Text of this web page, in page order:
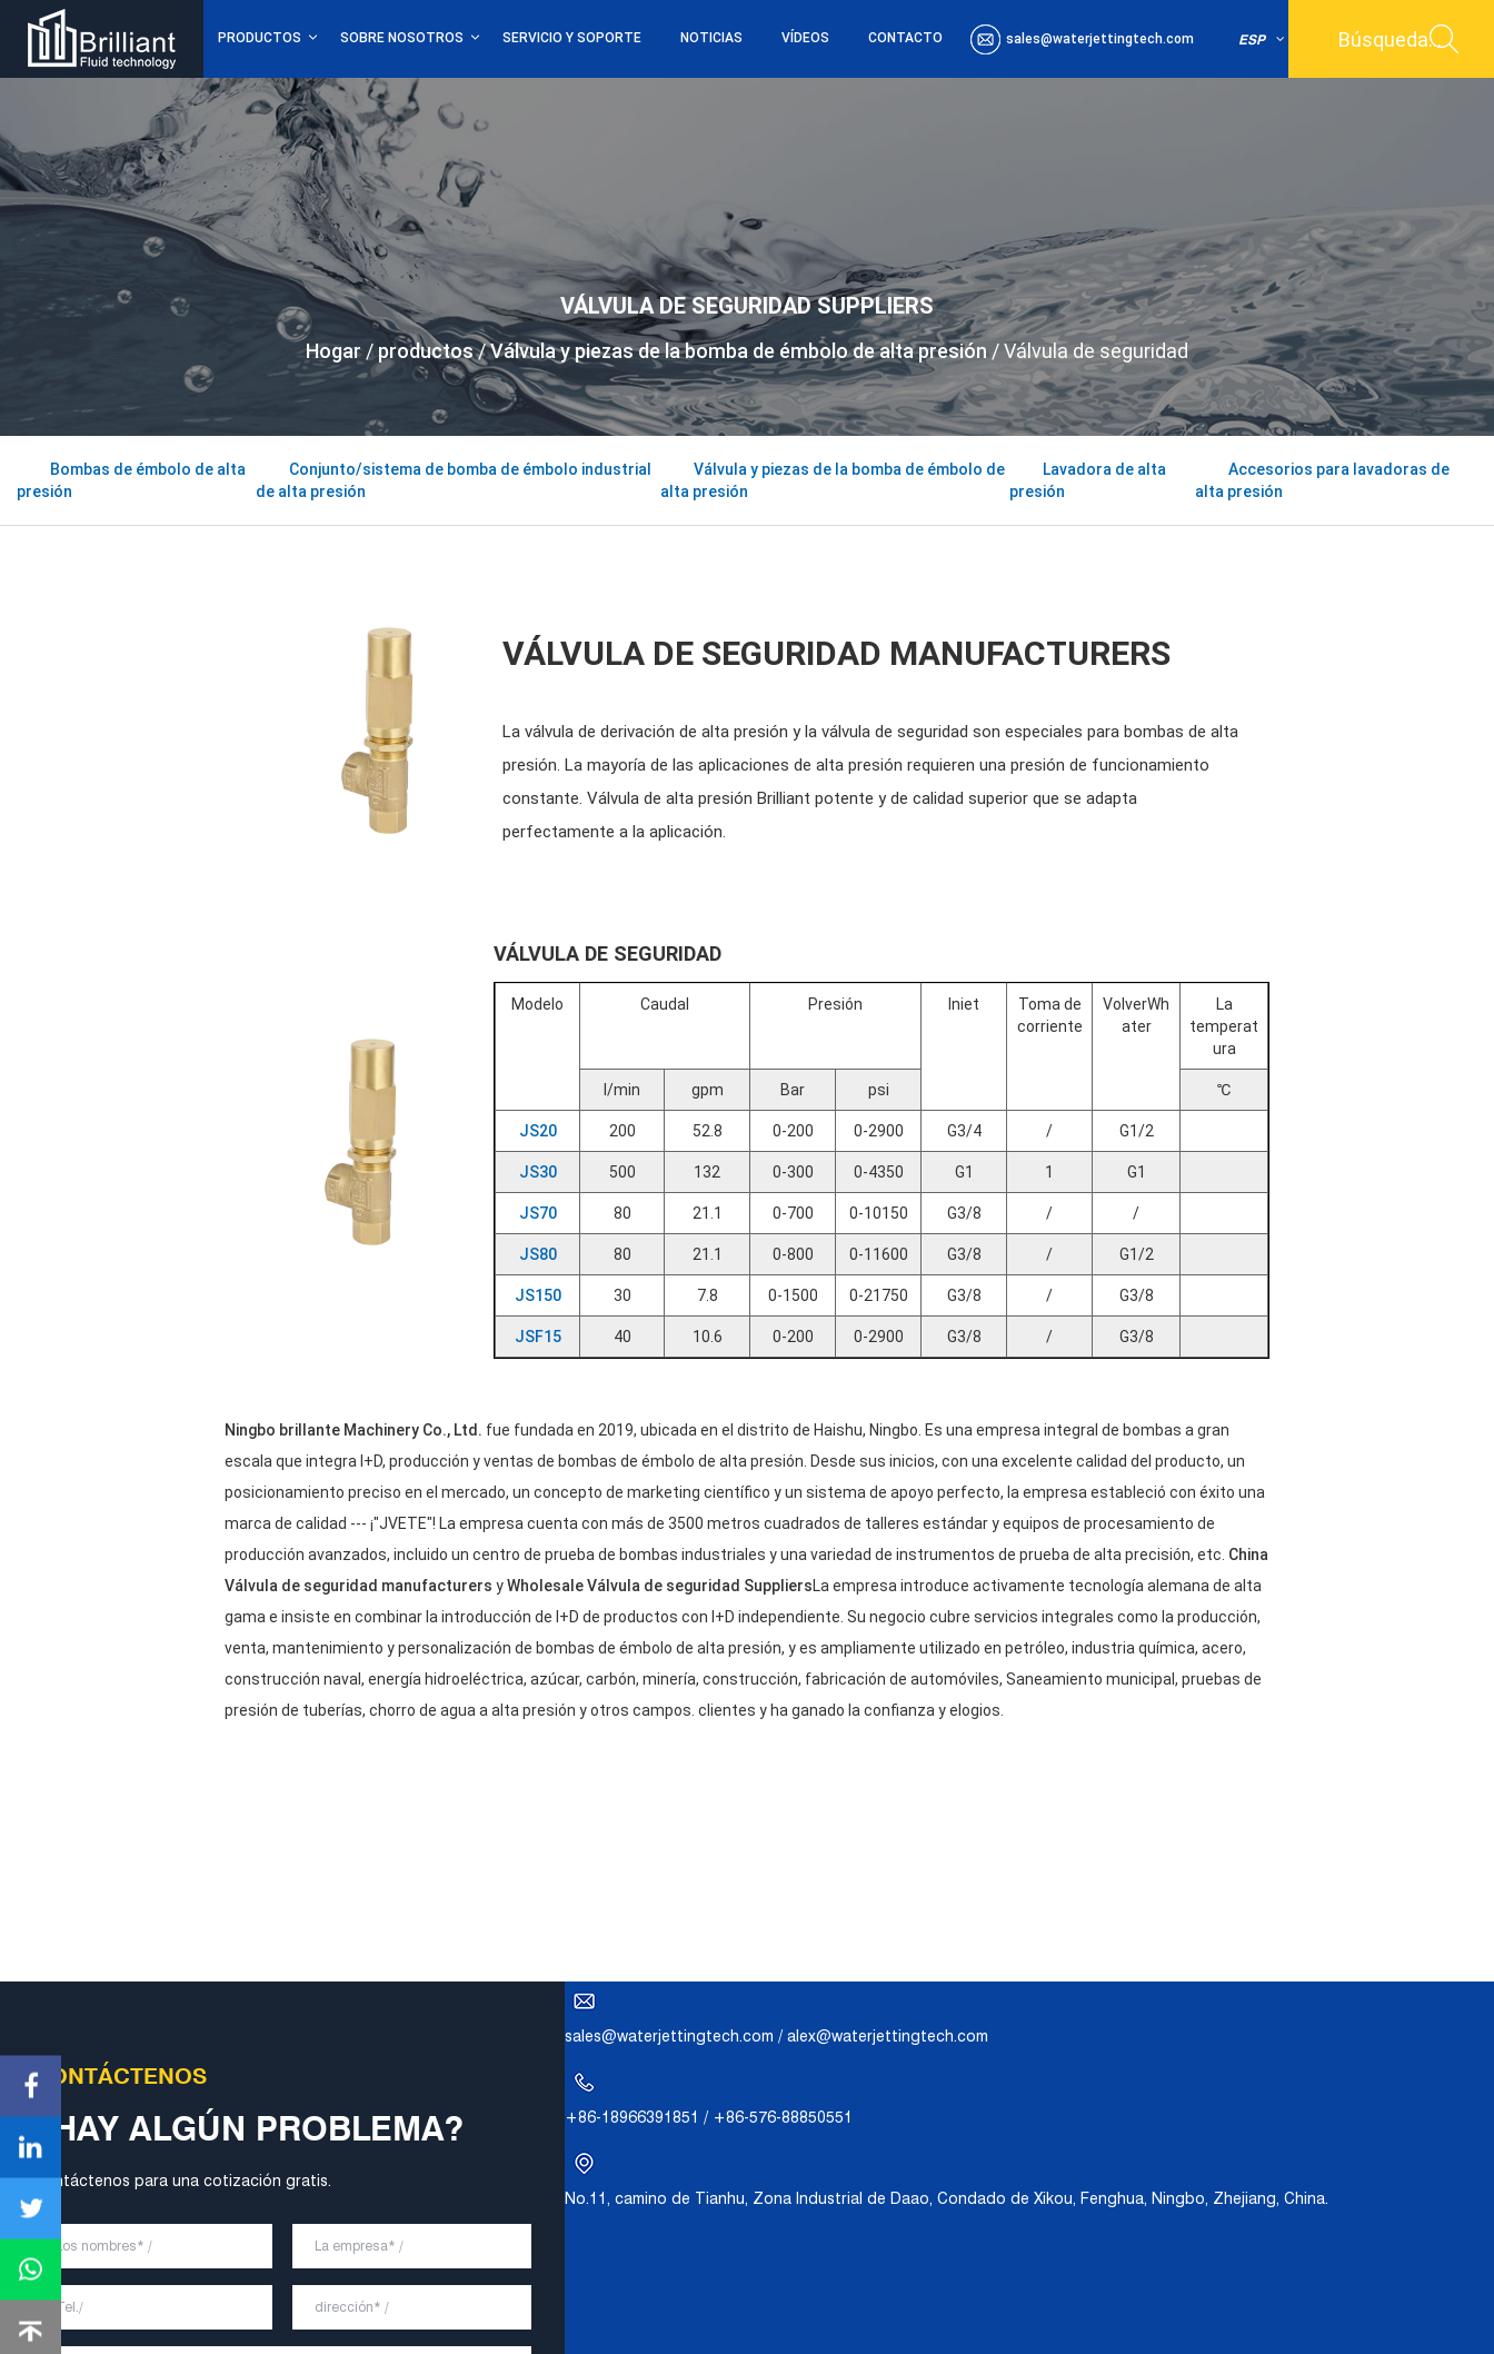
PRODUCTOS SOBRE NOSOTROS SERVICIO Y SOPORTE NOTICIAS VÍDEOS CONTACTO sales@waterjettingtech.com ESP
VÁLVULA DE SEGURIDAD SUPPLIERS
Hogar /productos/Válvula y piezas de la bomba de émbolo de alta presión /Válvula de seguridad
Bombas de émbolo de alta
presión
Conjunto/sistema de bomba de émbolo industrial
de alta presión
Válvula y piezas de la bomba de émbolo de
alta presión
Lavadora de alta
presión
Accesorios para lavadoras de
alta presión
VÁLVULA DE SEGURIDAD MANUFACTURERS
La válvula de derivación de alta presión y la válvula de seguridad son especiales para bombas de alta
presión. La mayoría de las aplicaciones de alta presión requieren una presión de funcionamiento
constante. Válvula de alta presión Brilliant potente y de calidad superior que se adapta
perfectamente a la aplicación.
VÁLVULA DE SEGURIDAD
Modelo Caudal Presión Iniet
Toma de
corriente
VolverWh
ater
La
temperat
ura
l/min gpm Bar psi ℃
JS20 200 52.8 0-200 0-2900 G3/4 / G1/2
JS30 500 132 0-300 0-4350 G1 1 G1
JS70 80 21.1 0-700 0-10150 G3/8 / /
JS80 80 21.1 0-800 0-11600 G3/8 / G1/2
JS150 30 7.8 0-1500 0-21750 G3/8 / G3/8
JSF15 40 10.6 0-200 0-2900 G3/8 / G3/8
Ningbo brillante Machinery Co., Ltd. fue fundada en 2019, ubicada en el distrito de Haishu, Ningbo. Es una empresa integral de bombas a gran
escala que integra I+D, producción y ventas de bombas de émbolo de alta presión. Desde sus inicios, con una excelente calidad del producto, un
posicionamiento preciso en el mercado, un concepto de marketing científico y un sistema de apoyo perfecto, la empresa estableció con éxito una
marca de calidad --- ¡"JVETE"! La empresa cuenta con más de 3500 metros cuadrados de talleres estándar y equipos de procesamiento de
producción avanzados, incluido un centro de prueba de bombas industriales y una variedad de instrumentos de prueba de alta precisión, etc. China
Válvula de seguridad manufacturers yWholesale Válvula de seguridad SuppliersLa empresa introduce activamente tecnología alemana de alta
gama e insiste en combinar la introducción de I+D de productos con I+D independiente. Su negocio cubre servicios integrales como la producción,
venta, mantenimiento y personalización de bombas de émbolo de alta presión, y es ampliamente utilizado en petróleo, industria química, acero,
construcción naval, energía hidroeléctrica, azúcar, carbón, minería, construcción, fabricación de automóviles, Saneamiento municipal, pruebas de
presión de tuberías, chorro de agua a alta presión y otros campos. clientes y ha ganado la confianza y elogios.
CONTÁCTENOS
¿HAY ALGÚN PROBLEMA?
Contáctenos para una cotización gratis.
sales@waterjettingtech.com /alex@waterjettingtech.com
+86-18966391851 / +86-576-88850551
No.11, camino de Tianhu, Zona Industrial de Daao, Condado de Xikou, Fenghua, Ningbo, Zhejiang, China.